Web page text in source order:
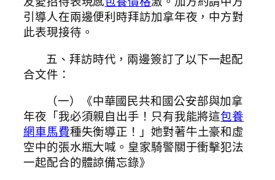
引導人在兩邊便利時拜訪加拿年夜，中方對
此表現接待。
五、拜訪時代，兩邊簽訂了以下一起配
合文件：
（一）《中華國民共和國公安部與加拿
年夜「我必須親自出手！只有我能將這包養
網車馬費種失衡導正！」她對著牛土豪和虛
空中的張水瓶大喊。皇家騎警關于衝擊犯法
一起配合的體諒備忘錄》